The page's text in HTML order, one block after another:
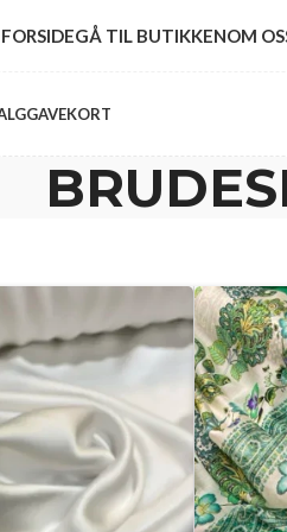
FORSIDEGÅ TIL BUTIKKENOM
GAVEKORT